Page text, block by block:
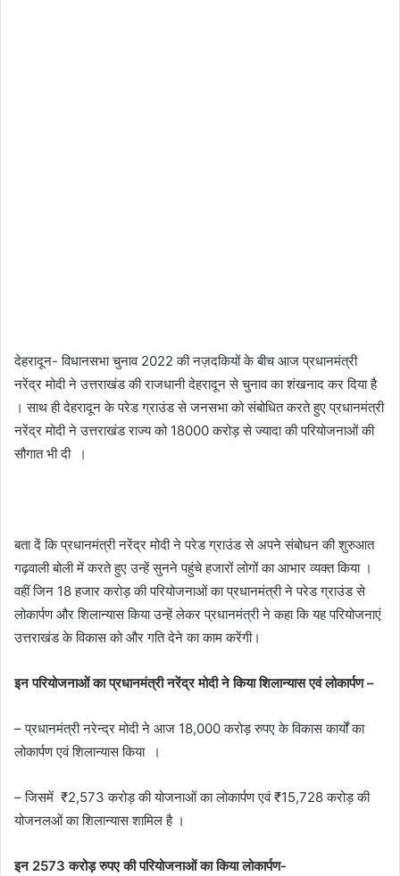
देहरादून- विधानसभा चुनाव 2022 की नज़दकियों के बीच आज प्रधानमंत्री
नरेंद्र मोदी ने उत्तराखंड की राजधानी देहरादून से चुनाव का शंखनाद कर दिया है
। साथ ही देहरादून के परेड ग्राउंड से जनसभा को संबोधित करते हुए प्रधानमंत्री
नरेंद्र मोदी ने उत्तराखंड राज्य को 18000 करोड़ से ज्यादा की परियोजनाओं की
सौगात भी दी ।
बता दें कि प्रधानमंत्री नरेंद्र मोदी ने परेड ग्राउंड से अपने संबोधन की शुरुआत
गढ़वाली बोली में करते हुए उन्हें सुनने पहुंचे हजारों लोगों का आभार व्यक्त किया ।
वहीं जिन 18 हजार करोड़ की परियोजनाओं का प्रधानमंत्री ने परेड ग्राउंड से
लोकार्पण और शिलान्यास किया उन्हें लेकर प्रधानमंत्री ने कहा कि यह परियोजनाएं
उत्तराखंड के विकास को और गति देने का काम करेंगी।
इन परियोजनाओं का प्रधानमंत्री नरेंद्र मोदी ने किया शिलान्यास एवं लोकार्पण –
– प्रधानमंत्री नरेन्द्र मोदी ने आज 18,000 करोड़ रुपए के विकास कार्यों का
लोकार्पण एवं शिलान्यास किया ।
– जिसमें ₹2,573 करोड़ की योजनाओं का लोकार्पण एवं ₹15,728 करोड़ की
योजनलओं का शिलान्यास शामिल है ।
इन 2573 करोड़ रुपए की परियोजनाओं का किया लोकार्पण-